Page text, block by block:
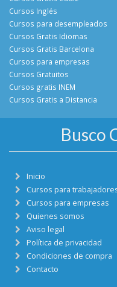
Cursos Inglés
Cursos para desempleados
Cursos Gratis Idiomas
Cursos Gratis Barcelona
Cursos para empresas
Cursos Gratuitos
Cursos gratis INEM
Cursos Gratis a Distancia
Busco
Inicio
Cursos para
Cursos para empresas
Quienes somos
Aviso legal
Política de privacidad
Condiciones de compra
Contacto